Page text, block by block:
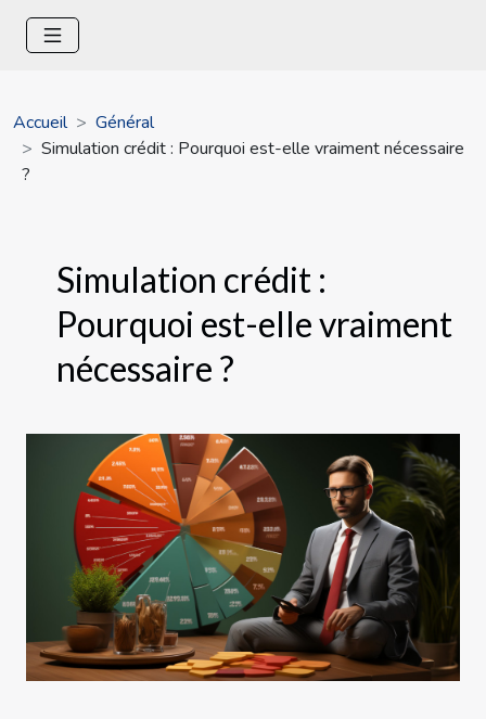
Accueil
Général
Simulation crédit : Pourquoi est-elle vraiment nécessaire
?
Simulation crédit :
Pourquoi est-elle vraiment
nécessaire ?